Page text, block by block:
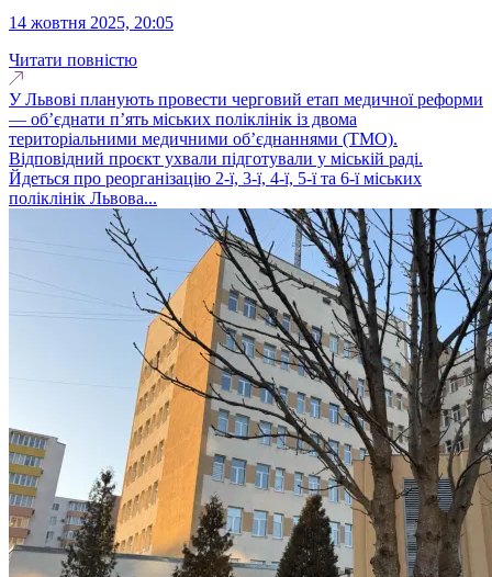
14 жовтня 2025, 20:05
Читати повністю
У Львові планують провести черговий етап медичної реформи
— об’єднати п’ять міських поліклінік із двома
територіальними медичними об’єднаннями (ТМО).
Відповідний проєкт ухвали підготували у міській раді.
Йдеться про реорганізацію 2-ї, 3-ї, 4-ї, 5-ї та 6-ї міських
поліклінік Львова...